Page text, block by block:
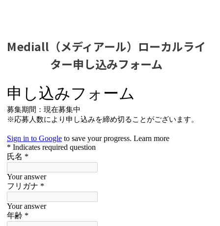
Mediall（メディアール）ローカルライ
ター申し込みフォーム